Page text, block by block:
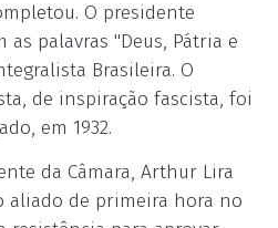
O presidente
palavras "Deus, Pátria e
Brasileira. O
de inspiração fascista, foi
em 1932.
da Câmara, Arthur Lira
aliado de primeira hora no